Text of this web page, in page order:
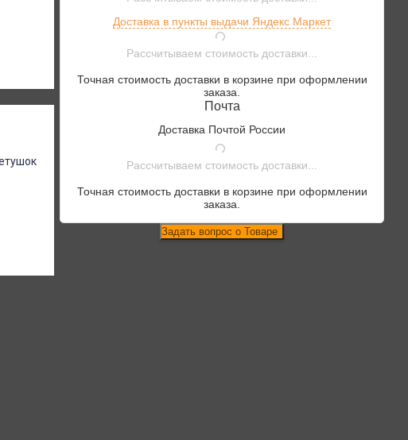
Доставка в пункты выдачи Яндекс Маркет
Рассчитываем стоимость доставки...
Точная стоимость доставки в корзине при оформлении
заказа.
Почта
Доставка Почтой России
Рассчитываем стоимость доставки...
Точная стоимость доставки в корзине при оформлении
заказа.